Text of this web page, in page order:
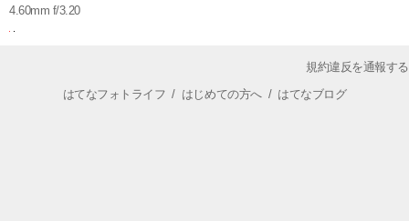
4.60mm f/3.20
規約違反を通報する
はてなフォトライフ / はじめての方へ/ はてなブログ